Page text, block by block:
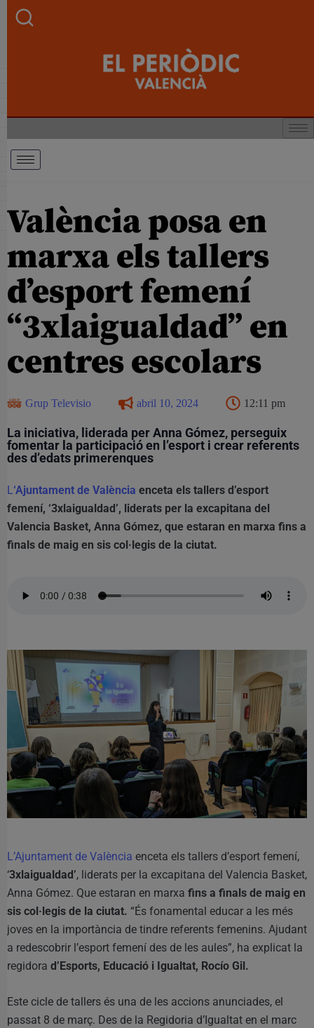
València posa en
marxa els tallers
d’esport femení
“3xlaigualdad” en
centres escolars
Grup Televisio abril 10, 2024 12:11 pm
La iniciativa, liderada per Anna Gómez, perseguix
fomentar la participació en l’esport i crear referents
des d’edats primerenques
L ‘Ajuntament de València enceta els tallers d’esport
femení, ‘3xlaigualdad’, liderats per la excapitana del
Valencia Basket, Anna Gómez, que estaran en marxa fins a
finals de maig en sis col·legis de la ciutat.
L’Ajuntament de València enceta els tallers d’esport femení,
‘3xlaigualdad’, liderats per la excapitana del Valencia Basket,
Anna Gómez. Que estaran en marxa fins a finals de maig en
sis col·legis de la ciutat. “És fonamental educar a les més
joves en la importància de tindre referents femenins. Ajudant
a redescobrir l’esport femení des de les aules”, ha explicat la
regidora d’Esports, Educació i Igualtat, Rocío Gil.
Este cicle de tallers és una de les accions anunciades, el
passat 8 de març. Des de la Regidoria d’Igualtat en el marc